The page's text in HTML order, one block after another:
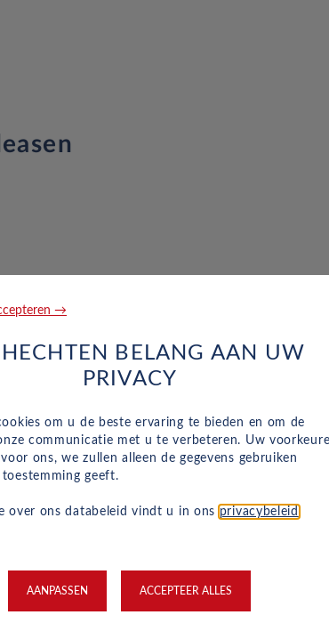
online!
→
BELANG AAN UW
PRIVACY
om u de beste ervaring te bieden en om de
communicatie met u te verbeteren. Uw
ons, we zullen alleen de gegevens gebruiken
geeft.
over ons databeleid vindt u in ons privacybeleid
AANPASSEN ACCEPTEER ALLES